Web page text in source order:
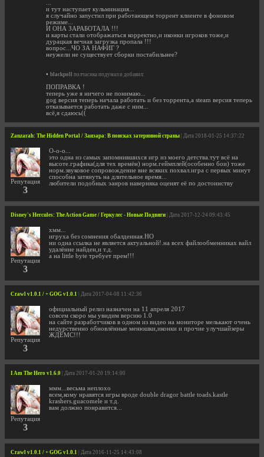
и тут наступает кульминация...
я случайно запустил при работающем торрент клиенте в фоновом
режиме...
И ОНА ЗАРАБОТАЛА !!!
и карты стали отображаться корректно,и иконки игроков тоже,и
дурацкая вечная загрузка пропала !!!
вопрос...ЧО ЗА НАФИГ ?
неужели не существует сборки постабильнее?
• blackpoll полчасика подумал и добавил:
ПОПРАВКА !
теперь уже я ничего не понимаю...
gog версия теперь начала работать и без торрента,а steam версия теперь
отказывается работать даже с ним...
всё,я сдаюсь((
Zanzarah: The Hidden Portal / Занзара: В поисках затерянной страны | Дата 2018-01-25 14:37:22
Репутация
3
О-о-о...
это одна из самых запомнившихся игр из моего детства.тут всё на
высоте.графика(для тех времён) норм.геймплей(особенно бои) тоже
норм.звуковое сопровождение вне всяких похвал.игра с первых минут
способна затянуть на длительное время...
любители подобных эанров наверняка оценят её по достоинству
Disney's Hercules: The Action Game / Геркулес - Новые Подвиги | Дата 2017-12-24 09:43:45
Репутация
3
хмм...
игруха без сомнения обалденная.НО
ни одна ссылка не является актуальной!.на всех файлообменниках вайл
удалённе найден,и т.д.
а на little byte требует прем!!!
Crawl v1.0.1 / + GOG v1.0.1 | Дата 2017-04-08 11:42:36
Репутация
3
официальный релиз назначен на 11 апреля 2017
совсем скоро мы увидим версию 1.0
на сайте разработчиков в одном из видео на мониторе мелькают очень
недурственно обновлённые менюшки,иконки и прочие улучшайзеры
ЖДЁМС!!!
I Am The Hero v1.6.0 | Дата 2017-01-20 19:14:00
Репутация
3
ммм...весьма неплохо
всем,кому нравятся игры вроде double dragor battle toads.kastle
krashers.guacomele и т.д.
вам должно понравится...
Crawl v1.0.1 / + GOG v1.0.1 | Дата 2016-11-25 14:43:08